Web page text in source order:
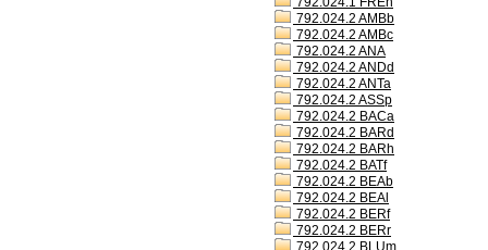
792.024.2 AMBb
792.024.2 AMBc
792.024.2 ANA
792.024.2 ANDd
792.024.2 ANTa
792.024.2 ASSp
792.024.2 BACa
792.024.2 BARd
792.024.2 BARh
792.024.2 BATf
792.024.2 BEAb
792.024.2 BEAl
792.024.2 BERf
792.024.2 BERr
792.024.2 BLUm